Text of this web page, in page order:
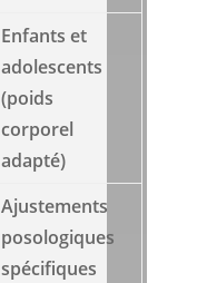
Enfants et
adolescents
(poids
corporel
adapté)
Ajustements
posologiques
spécifiques